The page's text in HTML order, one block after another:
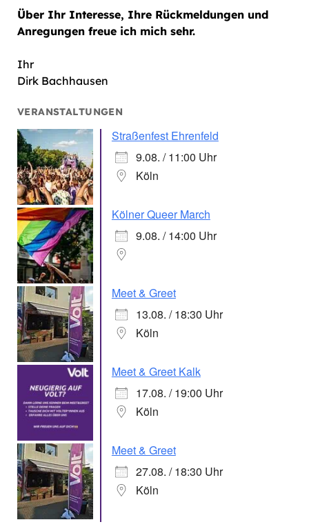
Über Ihr Interesse, Ihre Rückmeldungen und
Anregungen freue ich mich sehr.
Ihr
Dirk Bachhausen
VERANSTALTUNGEN
Straßenfest Ehrenfeld
9.08. / 11:00 Uhr
Köln
Kölner Queer March
9.08. / 14:00 Uhr
Meet & Greet
13.08. / 18:30 Uhr
Köln
Meet & Greet Kalk
17.08. / 19:00 Uhr
Köln
Meet & Greet
27.08. / 18:30 Uhr
Köln